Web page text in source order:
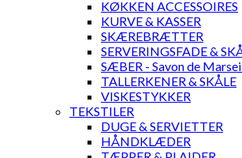
KØKKEN ACCESSOIRES
KURVE & KASSER
SKÆREBRÆTTER
SERVERINGSFADE &
SÆBER - Savon de
TALLERKENER & SKÅLE
VISKESTYKKER
TEKSTILER
DUGE & SERVIETTER
HÅNDKLÆDER